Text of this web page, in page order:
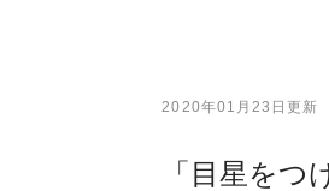
2020年01月23日更新
「目星を